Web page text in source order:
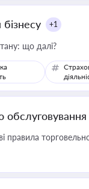
+1
що далі?
обслуговування
правила